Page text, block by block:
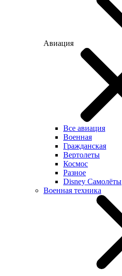
Авиация
Все авиация
Военная
Гражданская
Вертолеты
Космос
Разное
Disney Самолёты
Военная техника